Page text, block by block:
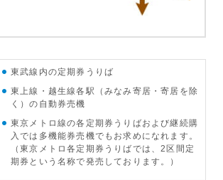
東武線内の定期券うりば
東上線・越生線各駅（みなみ寄居・寄居を除
く）の自動券売機
東京メトロ線の各定期券うりばおよび継続購
入では多機能券売機でもお求めになれます。
（東京メトロ各定期券うりばでは、2区間定
期券という名称で発売しております。）